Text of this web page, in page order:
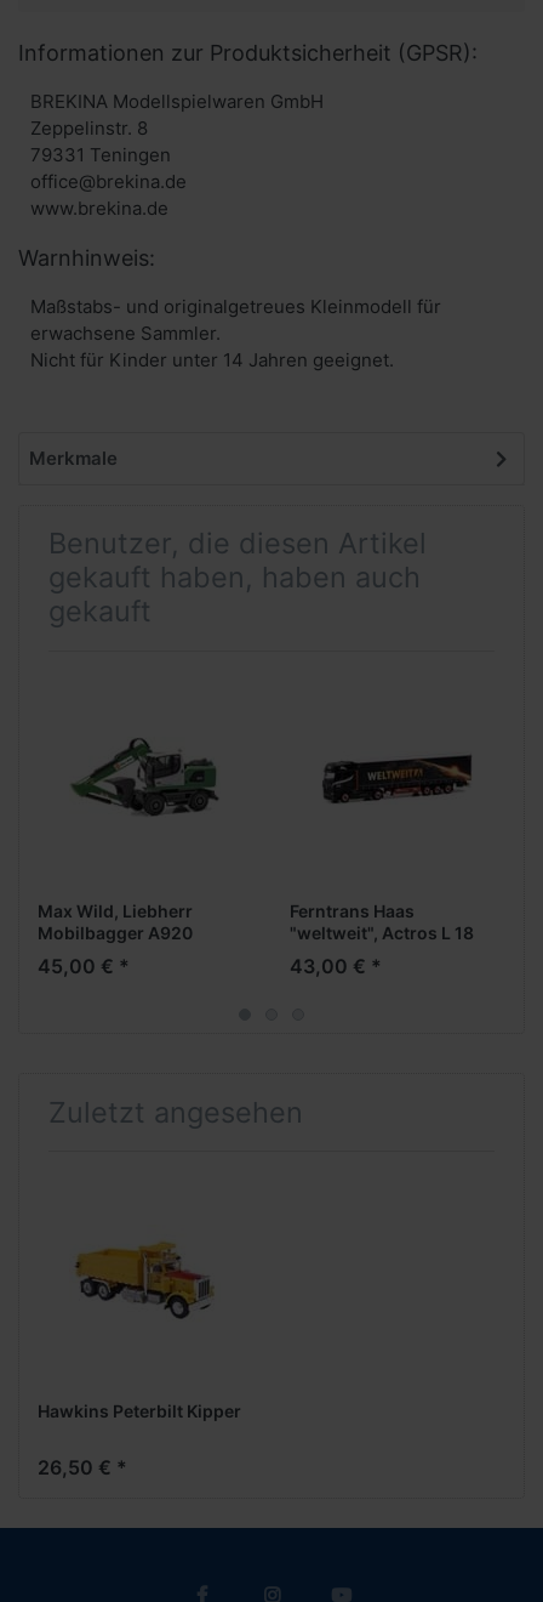
Informationen zur Produktsicherheit (GPSR):
BREKINA Modellspielwaren GmbH
Zeppelinstr. 8
79331 Teningen
office@brekina.de
www.brekina.de
Warnhinweis:
Maßstabs- und originalgetreues Kleinmodell für
erwachsene Sammler.
Nicht für Kinder unter 14 Jahren geeignet.
Merkmale
Benutzer, die diesen Artikel
gekauft haben, haben auch
gekauft
Max Wild, Liebherr
Mobilbagger A920
45,00 € *
Ferntrans Haas
"weltweit", Actros L 18
GigaSpace Medi
GardPlAufl.
43,00 € *
Zuletzt angesehen
Hawkins Peterbilt Kipper
26,50 € *